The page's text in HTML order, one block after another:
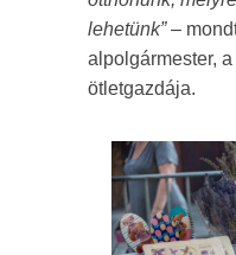
lehetünk”–
alpolgármester,
ötletgazdája.